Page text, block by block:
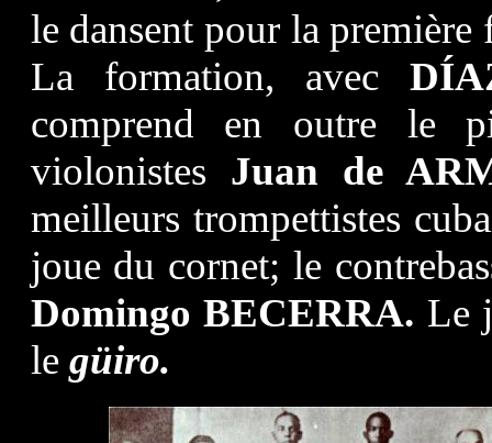
le dansent pour la
La formation, avec
comprend en outre le
violonistes Juan de
meilleurs trompettistes
joue du cornet; le
Domingo BECERRA. Le
le güiro.